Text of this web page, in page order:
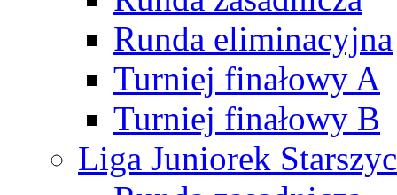
Runda eliminacyjna
Turniej finałowy A
Turniej finałowy B
Liga Juniorek